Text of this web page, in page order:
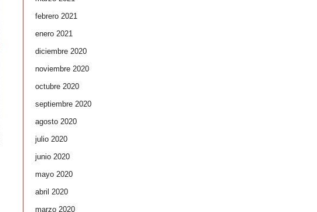
febrero 2021
enero 2021
diciembre 2020
noviembre 2020
octubre 2020
septiembre 2020
agosto 2020
julio 2020
junio 2020
mayo 2020
abril 2020
marzo 2020